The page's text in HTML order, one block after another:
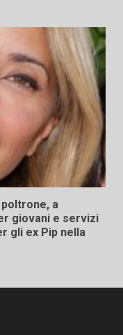
poltrone, a
giovani e servizi
gli ex Pip nella